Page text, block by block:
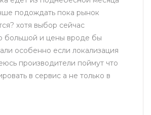
подождать пока рынок
хотя выбор сейчас
большой и цены вроде бы
особенно если локализация
производители поймут что
в сервис а не только в